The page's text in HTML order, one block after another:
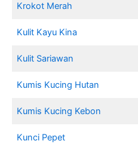
Krokot Merah
Kulit Kayu Kina
Kulit Sariawan
Kumis Kucing Hutan
Kumis Kucing Kebon
Kunci Pepet